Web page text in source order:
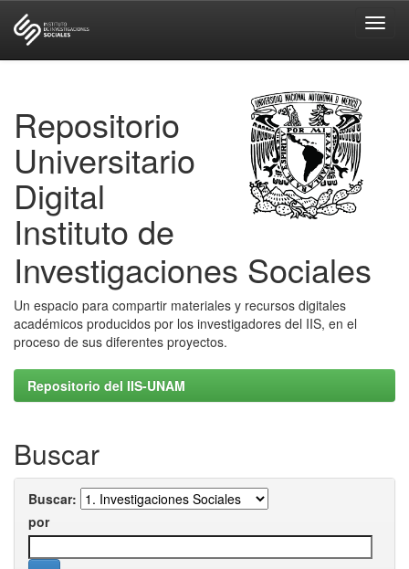
Repositorio
Universitario
Digital
Instituto de
Investigaciones Sociales
Un espacio para compartir materiales y recursos digitales
académicos producidos por los investigadores del IIS, en el
proceso de sus diferentes proyectos.
Repositorio del IIS-UNAM
Buscar
Buscar:
por